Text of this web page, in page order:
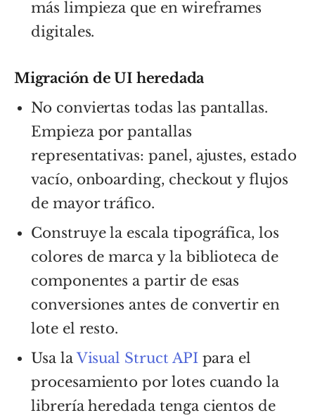
más limpieza que en wireframes
digitales.
Migración de UI heredada
No conviertas todas las pantallas.
Empieza por pantallas
representativas: panel, ajustes, estado
vacío, onboarding, checkout y flujos
de mayor tráfico.
Construye la escala tipográfica, los
colores de marca y la biblioteca de
componentes a partir de esas
conversiones antes de convertir en
lote el resto.
Usa la Visual Struct API para el
procesamiento por lotes cuando la
librería heredada tenga cientos de